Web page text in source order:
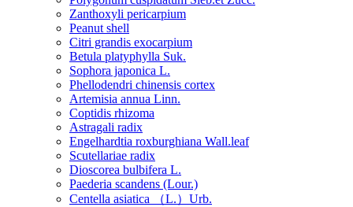
Zanthoxyli pericarpium
Peanut shell
Citri grandis exocarpium
Betula platyphylla Suk.
Sophora japonica L.
Phellodendri chinensis cortex
Artemisia annua Linn.
Coptidis rhizoma
Astragali radix
Engelhardtia roxburghiana Wall.leaf
Scutellariae radix
Dioscorea bulbifera L.
Paederia scandens (Lour.)
Centella asiatica （L.）Urb.